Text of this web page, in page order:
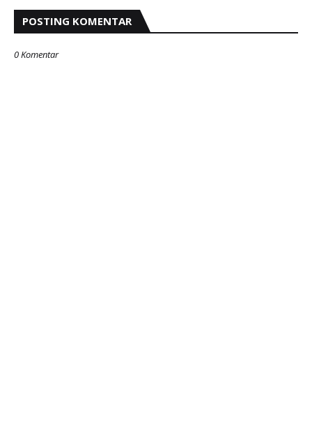
POSTING KOMENTAR
0 Komentar